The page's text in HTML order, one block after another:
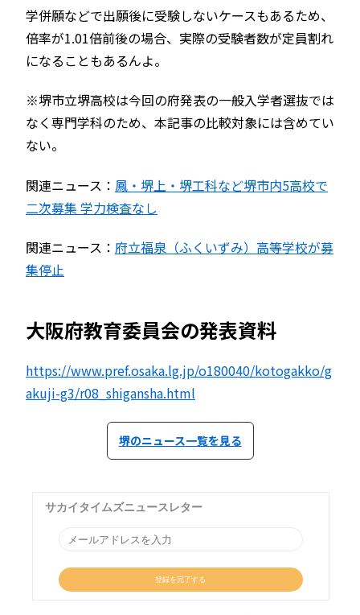
学併願などで出願後に受験しないケースもあるため、
倍率が1.01倍前後の場合、実際の受験者数が定員割れ
になることもあるんよ。
※堺市立堺高校は今回の府発表の一般入学者選抜では
なく専門学科のため、本記事の比較対象には含めてい
ない。
関連ニュース： 鳳・堺上・堺工科など堺市内5高校で
二次募集 学力検査なし
関連ニュース： 府立福泉（ふくいずみ）高等学校が募
集停止
大阪府教育委員会の発表資料
https://www.pref.osaka.lg.jp/o180040/kotogakko/g
akuji-g3/r08_shigansha.html
堺のニュース一覧を見る